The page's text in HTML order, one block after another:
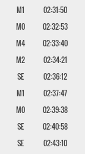
M1
02:31:50
M0
02:32:53
M4
02:33:40
M2
02:34:21
SE
02:36:12
M1
02:37:47
M0
02:39:38
SE
02:40:58
SE
02:43:10